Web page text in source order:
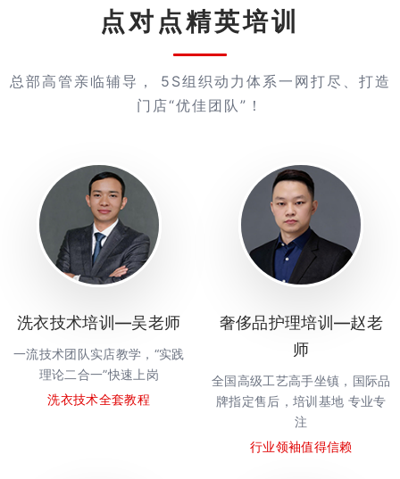
点对点精英培训
总部高管亲临辅导， 5S组织动力体系一网打尽、打造
门店“优佳团队”！
洗衣技术培训—吴老师
一流技术团队实店教学，“实践
理论二合一”快速上岗
洗衣技术全套教程
奢侈品护理培训—赵老
师
全国高级工艺高手坐镇，国际品
牌指定售后，培训基地 专业专
注
行业领袖值得信赖